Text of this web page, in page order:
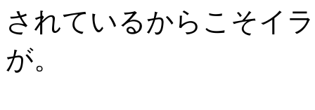
されているからこそイ
が。